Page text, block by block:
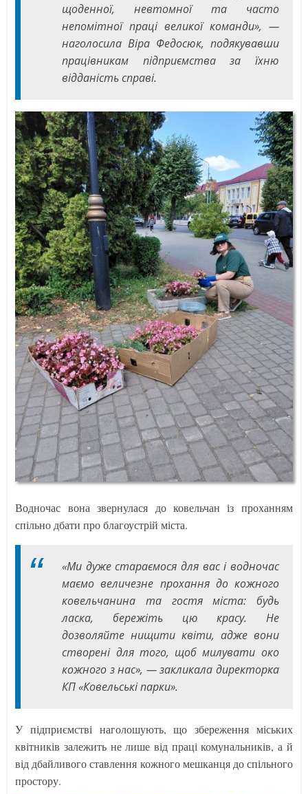
щоденної, невтомної та часто
непомітної праці великої команди», —
наголосила Віра Федосюк, подякувавши
працівникам підприємства за їхню
відданість справі.
Водночас вона звернулася до ковельчан із проханням
спільно дбати про благоустрій міста.
«Ми дуже стараємося для вас і водночас
маємо величезне прохання до кожного
ковельчанина та гостя міста: будь
ласка, бережіть цю красу. Не
дозволяйте нищити квіти, адже вони
створені для того, щоб милувати око
кожного з нас», — закликала директорка
КП «Ковельські парки».
У підприємстві наголошують, що збереження міських
квітників залежить не лише від праці комунальників, а й
від дбайливого ставлення кожного мешканця до спільного
простору.